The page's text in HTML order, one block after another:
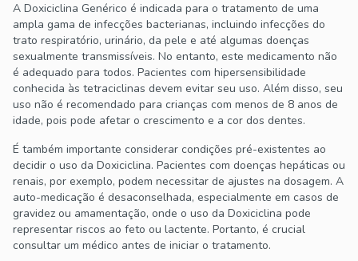
A Doxiciclina Genérico é indicada para o tratamento de uma
ampla gama de infecções bacterianas, incluindo infecções do
trato respiratório, urinário, da pele e até algumas doenças
sexualmente transmissíveis. No entanto, este medicamento não
é adequado para todos. Pacientes com hipersensibilidade
conhecida às tetraciclinas devem evitar seu uso. Além disso, seu
uso não é recomendado para crianças com menos de 8 anos de
idade, pois pode afetar o crescimento e a cor dos dentes.
É também importante considerar condições pré-existentes ao
decidir o uso da Doxiciclina. Pacientes com doenças hepáticas ou
renais, por exemplo, podem necessitar de ajustes na dosagem. A
auto-medicação é desaconselhada, especialmente em casos de
gravidez ou amamentação, onde o uso da Doxiciclina pode
representar riscos ao feto ou lactente. Portanto, é crucial
consultar um médico antes de iniciar o tratamento.